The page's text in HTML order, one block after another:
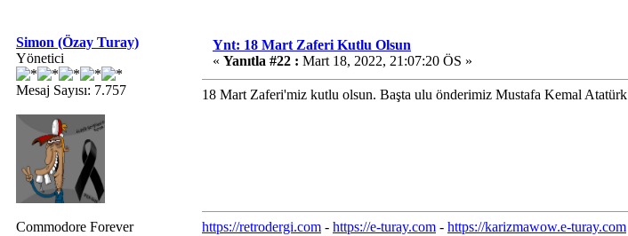
Simon (Özay Turay)
Yönetici
Mesaj Sayısı: 7.757
Commodore Forever
Ynt: 18 Mart Zaferi Kutlu Olsun
« Yanıtla #22 : Mart 18, 2022, 21:07:20 ÖS »
18 Mart Zaferi'miz kutlu olsun. Başta ulu önderimiz Mustafa Kemal
https://retrodergi.com - https://e-turay.com - https://karizmawow.e-turay.com